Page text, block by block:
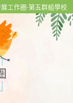
工作圈-第五群組學校